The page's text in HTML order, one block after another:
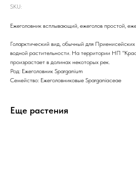
SKU:
Ежеголовник всплывающий, ежеголов простой,
Голарктический вид, обычный для
водной растительности. На территории НП
произрастает в долинах некоторых рек.
Род: Ежеголовник Sparganium
Семейство: Ежеголовниковые Sparganiaceae
Еще растения